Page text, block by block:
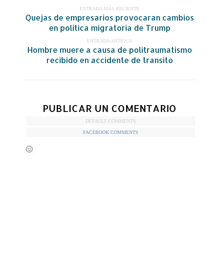
ENTRADA MÁS RECIENTE
Quejas de empresarios provocaran cambios
en politica migratoria de Trump
ENTRADA ANTIGUA
Hombre muere a causa de politraumatismo
recibido en accidente de transito
PUBLICAR UN COMENTARIO
DEFAULT COMMENTS
FACEBOOK COMMENTS